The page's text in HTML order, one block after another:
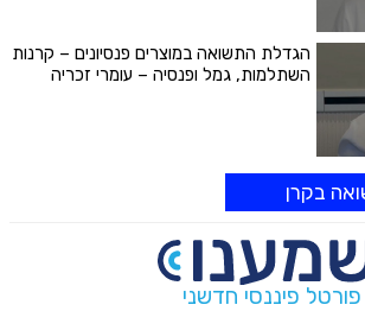
הגדלת התשואה במוצרים פנסיונים – קרנות
השתלמות, גמל ופנסיה – עומרי זכריה
בקרן
פורטל פיננסי חדשני